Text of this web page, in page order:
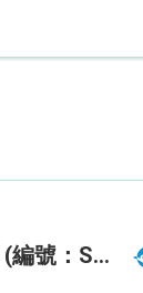
高級技工/技工 (編號：SSO/FM/A/CTE)